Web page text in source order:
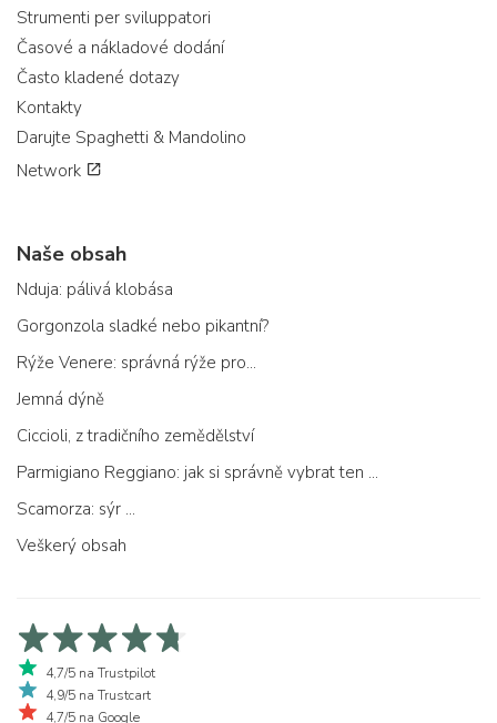
Strumenti per sviluppatori
Časové a nákladové dodání
Často kladené dotazy
Kontakty
Darujte Spaghetti & Mandolino
Network
Naše obsah
Nduja: pálivá klobása
Gorgonzola sladké nebo pikantní?
Rýže Venere: správná rýže pro...
Jemná dýně
Ciccioli, z tradičního zemědělství
Parmigiano Reggiano: jak si správně vybrat ten pravý
Scamorza: sýr ...
Veškerý obsah
4,7/5 na Trustpilot
4,9/5 na Trustcart
4,7/5 na Google